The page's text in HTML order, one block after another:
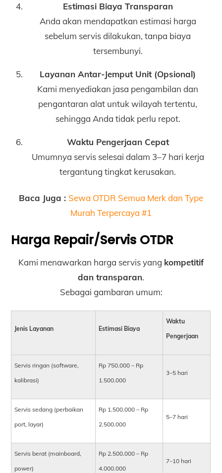
Estimasi Biaya Transparan
Anda akan mendapatkan estimasi harga
sebelum servis dilakukan, tanpa biaya
tersembunyi.
Layanan Antar-Jemput Unit (Opsional)
Kami menyediakan jasa pengambilan dan
pengantaran alat untuk wilayah tertentu,
sehingga Anda tidak perlu repot.
Waktu Pengerjaan Cepat
Umumnya servis selesai dalam 3–7 hari kerja
tergantung tingkat kerusakan.
Baca Juga : Sewa OTDR Semua Merk dan Type
Murah Terpercaya #1
Harga Repair/Servis OTDR
Kami menawarkan harga servis yang kompetitif
dan transparan.
Sebagai gambaran umum:
Jenis Layanan Estimasi Biaya
Waktu
Pengerjaan
Servis ringan (software,
kalibrasi)
Rp 750.000 – Rp
1.500.000
3–5 hari
Servis sedang (perbaikan
port, layar)
Rp 1.500.000 – Rp
2.500.000
5–7 hari
Servis berat (mainboard,
power)
Rp 2.500.000 – Rp
4.000.000
7–10 hari